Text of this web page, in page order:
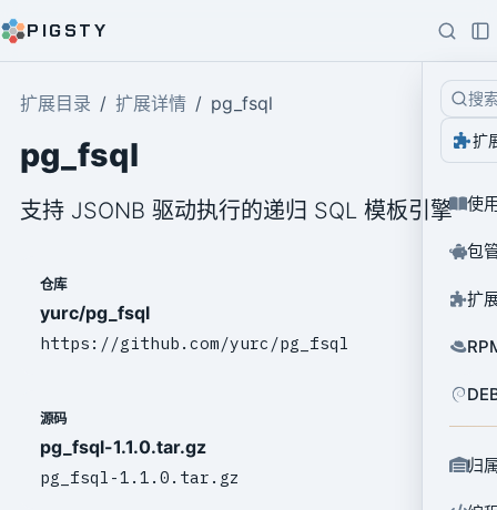
PIGSTY
搜
扩
使
包
扩
归
扩展目录 扩展详情 pg_fsql
pg_fsql
支持 JSONB 驱动执行的递归 SQL 模板引擎
仓库
yurc/pg_fsql
https://github.com/yurc/pg_fsql
源码
pg_fsql-1.1.0.tar.gz
pg_fsql-1.1.0.tar.gz